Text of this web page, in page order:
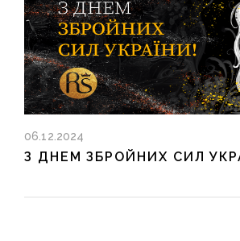
06.12.2024
З ДНЕМ ЗБРОЙНИХ СИЛ